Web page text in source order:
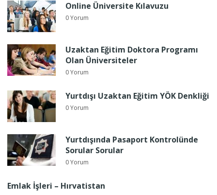
Online Üniversite Kılavuzu
0 Yorum
Uzaktan Eğitim Doktora Programı
Olan Üniversiteler
0 Yorum
Yurtdışı Uzaktan Eğitim YÖK Denkliği
0 Yorum
Yurtdışında Pasaport Kontrolünde
Sorular Sorular
0 Yorum
Emlak İşleri – Hırvatistan